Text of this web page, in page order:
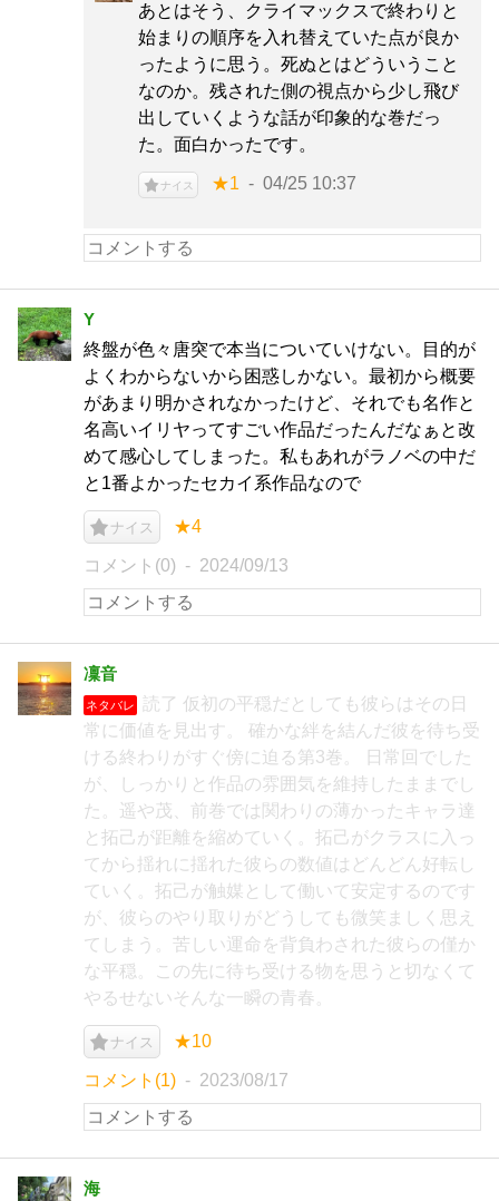
あとはそう、クライマックスで終わりと
始まりの順序を入れ替えていた点が良か
ったように思う。死ぬとはどういうこと
なのか。残された側の視点から少し飛び
出していくような話が印象的な巻だっ
た。面白かったです。
ナイス ★1 04/25 10:37
Y
終盤が色々唐突で本当についていけない。目的が
よくわからないから困惑しかない。最初から概要
があまり明かされなかったけど、それでも名作と
名高いイリヤってすごい作品だったんだなぁと改
めて感心してしまった。私もあれがラノベの中だ
と1番よかったセカイ系作品なので
ナイス ★4
コメント(0) 2024/09/13
凜音
ネタバレ
読了 仮初の平穏だとしても彼らはその日
常に価値を見出す。 確かな絆を結んだ彼を待ち受
ける終わりがすぐ傍に迫る第3巻。 日常回でした
が、しっかりと作品の雰囲気を維持したままでし
た。遥や茂、前巻では関わりの薄かったキャラ達
と拓己が距離を縮めていく。拓己がクラスに入っ
てから揺れに揺れた彼らの数値はどんどん好転し
ていく。拓己が触媒として働いて安定するのです
が、彼らのやり取りがどうしても微笑ましく思え
てしまう。苦しい運命を背負わされた彼らの僅か
な平穏。この先に待ち受ける物を思うと切なくて
やるせないそんな一瞬の青春。
ナイス ★10
コメント(1) 2023/08/17
海